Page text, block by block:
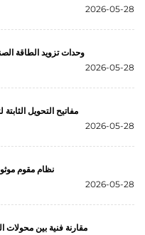
2026-05-28
وحدات تزويد الطاقة
2026-05-28
مفاتيح التحويل
2026-05-28
نظام مقوم
2026-05-28
مقارنة فنية بين محولات